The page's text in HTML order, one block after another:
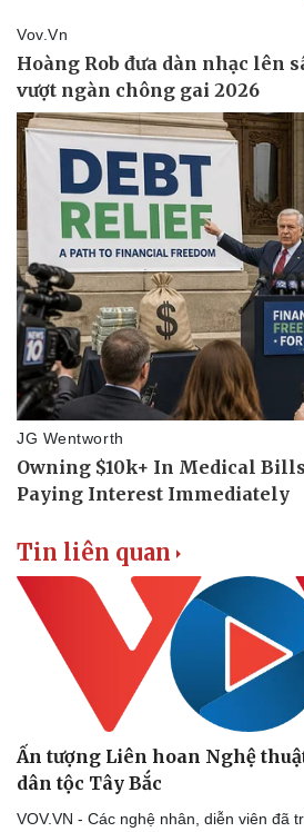
Sức khỏe
Đời
Tin liên quan
Ấn tượng Liên hoan Nghệ
dân tộc Tây Bắc
VOV.VN - Các nghệ nhân, diễn viên đã